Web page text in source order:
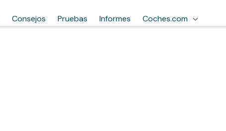
Consejos Pruebas Informes Coches.com